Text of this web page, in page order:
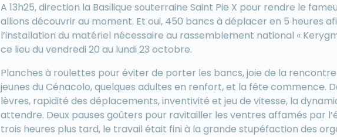
A 13h25, direction la Basilique souterraine Saint Pie X pour rendre le
allions découvrir au moment. Et oui, 450 bancs à déplacer en 5 heures
l’installation du matériel nécessaire au rassemblement national «
ce lieu du vendredi 20 au lundi 23 octobre.
Planches à roulettes pour éviter de porter les bancs, joie de la
jeunes du Cénacolo, quelques adultes en renfort, et la fête commence.
lèvres, rapidité des déplacements, inventivité et jeu de vitesse, la
attendre. Deux pauses goûters pour ravitailler les ventres affamés par
trois heures plus tard, le travail était fini à la grande stupéfaction des